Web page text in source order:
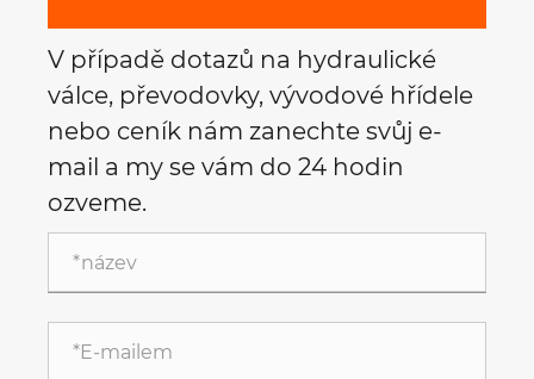
V případě dotazů na hydraulické
válce, převodovky, vývodové hřídele
nebo ceník nám zanechte svůj e-
mail a my se vám do 24 hodin
ozveme.